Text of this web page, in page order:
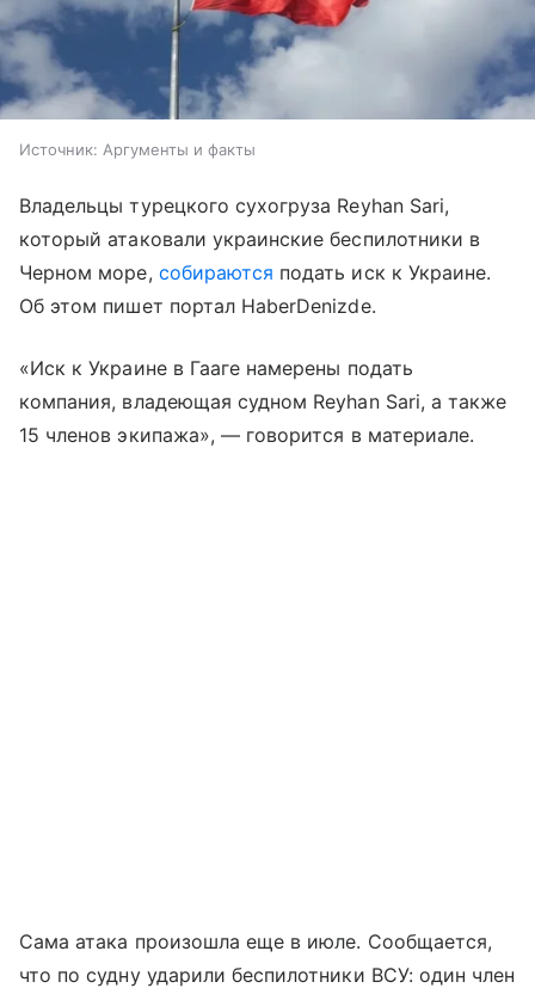
Источник: Аргументы и факты
Владельцы турецкого сухогруза Reyhan Sari,
который атаковали украинские беспилотники в
Черном море, собираются подать иск к Украине.
Об этом пишет портал HaberDenizde.
«Иск к Украине в Гааге намерены подать
компания, владеющая судном Reyhan Sari, а также
15 членов экипажа», — говорится в материале.
Сама атака произошла еще в июле. Сообщается,
что по судну ударили беспилотники ВСУ: один член